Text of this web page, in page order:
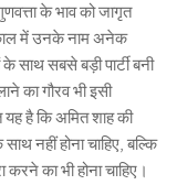
के भाव को जागृत
में उनके नाम अनेक
साथ सबसे बड़ी पार्टी बनी
का गौरव भी इसी
यह है कि अमित शाह की
नहीं होना चाहिए, बल्कि
का भी होना चाहिए।